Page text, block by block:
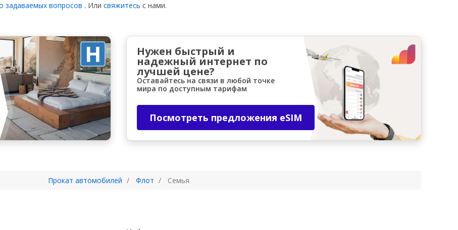
задаваемых вопросов . Или свяжитесь с нами.
Нужен быстрый и
надежный интернет по
лучшей цене?
Оставайтесь на связи в любой точке
мира по доступным тарифам
Посмотреть предложения eSIM
Прокат автомобилей Флот Семья